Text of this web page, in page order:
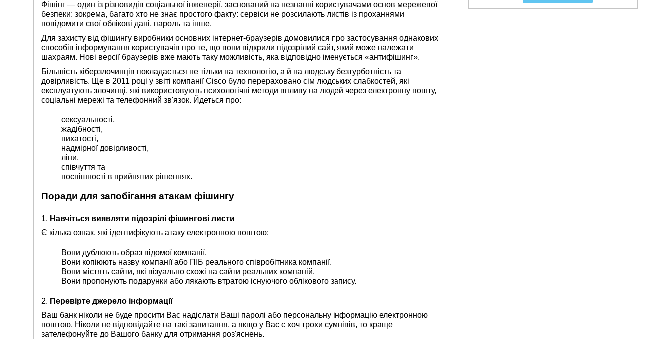
Фішінг — один із різновидів соціальної інженерії, заснований на незнанні користувачами основ мережевої
безпеки: зокрема, багато хто не знає простого факту: сервіси не розсилають листів із проханнями
повідомити свої облікові дані, пароль та інше.
Для захисту від фішингу виробники основних інтернет-браузерів домовилися про застосування однакових
способів інформування користувачів про те, що вони відкрили підозрілий сайт, який може належати
шахраям. Нові версії браузерів вже мають таку можливість, яка відповідно іменується «антифішинг».
Більшість кіберзлочинців покладається не тільки на технологію, а й на людську безтурботність та
довірливість. Ще в 2011 році у звіті компанії Cisco було перераховано сім людських слабкостей, які
експлуатують злочинці, які використовують психологічні методи впливу на людей через електронну пошту,
соціальні мережі та телефонний зв'язок. Йдеться про:
сексуальності,
жадібності,
пихатості,
надмірної довірливості,
ліни,
співчуття та
поспішності в прийнятих рішеннях.
Поради для запобігання атакам фішингу
1. Навчіться виявляти підозрілі фішингові листи
Є кілька ознак, які ідентифікують атаку електронною поштою:
Вони дублюють образ відомої компанії.
Вони копіюють назву компанії або ПІБ реального співробітника компанії.
Вони містять сайти, які візуально схожі на сайти реальних компаній.
Вони пропонують подарунки або лякають втратою існуючого облікового запису.
2. Перевірте джерело інформації
Ваш банк ніколи не буде просити Вас надіслати Ваші паролі або персональну інформацію електронною
поштою. Ніколи не відповідайте на такі запитання, а якщо у Вас є хоч трохи сумнівів, то краще
зателефонуйте до Вашого банку для отримання роз'яснень.